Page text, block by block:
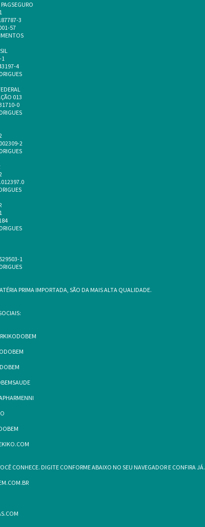
3
57
1
4
013
0
2
1
PRIMA IMPORTADA, SÃO DA MAIS ALTA QUALIDADE.
CONHECE. DIGITE CONFORME ABAIXO NO SEU NAVEGADOR E CONFIRA JÁ.